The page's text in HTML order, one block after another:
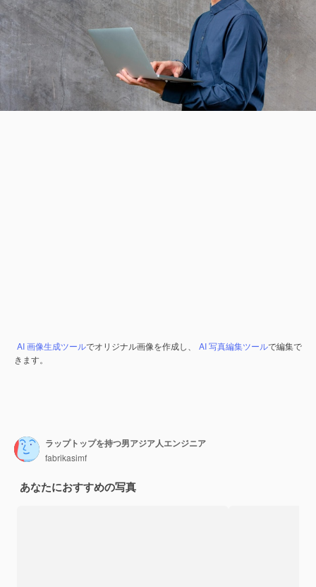
AI 画像生成ツールでオリジナル画像を作成し、 AI 写真編集ツールで編集で
きます。
ラップトップを持つ男アジア人エンジニア
fabrikasimf
あなたにおすすめの写真